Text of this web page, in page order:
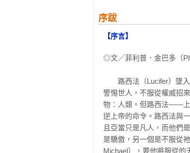
菲利普．金巴多（Philip
林佳範（國立台灣師範大
黃哲斌（新聞工作者）
楊士範（關鍵評論網共同
「這是社會心理學或社會
社會處境對人類行為的影
了一點——絕大多數人無
第十二章 壓力與不服從
第十三章 另一種理論：攻
第十四章 方法的問題
序跋
【序言】
◎文／菲利普．金巴多（
路西法（Lucifer）墜入
警惕世人，不服從權威招
物：人類。但路西法——
逆上帝的命令。路西法與
且亞當只是凡人，而他們
是驕傲，另一個是不服從
Michael），要他將服從的